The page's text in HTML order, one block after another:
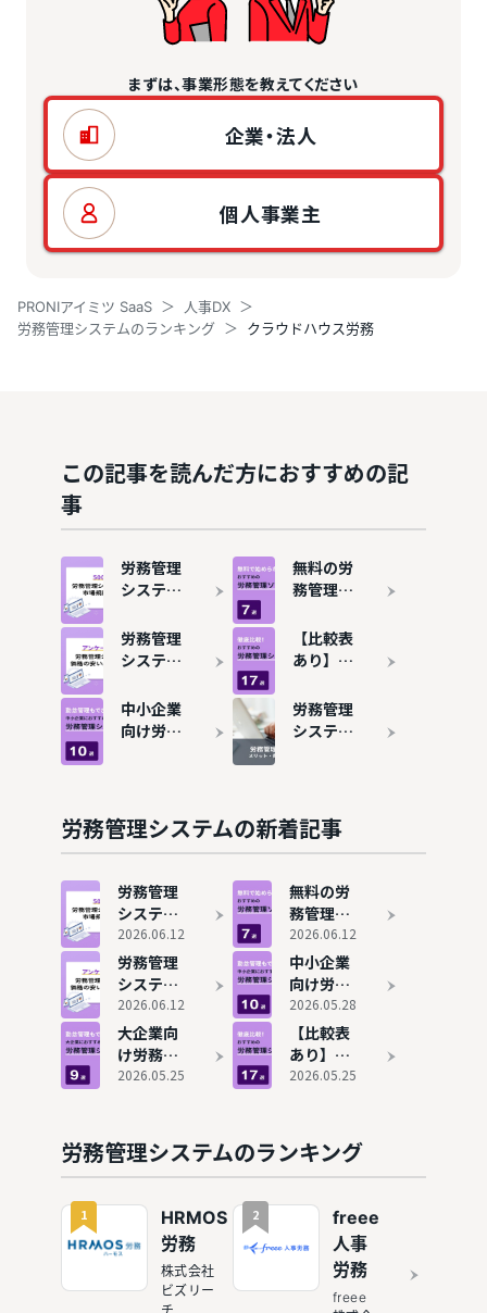
まずは、事業形態を教えてください
企業・法人
個人事業主
PRONIアイミツ SaaS
人事DX
労務管理システムのランキング
クラウドハウス労務
この記事を読んだ方におすすめの記
事
労務管理
システム
と市場規
模を解
サービス
7選も紹
介
無料の労
務管理シ
選を比
較！使え
有料との
違いは？
労務管理
システム
場を解
説！安く
【比較表
あり】労
ステムお
すすめ17
で選ぶ決
定版
中小企業
向け労務
怠管理が
できるサ
ービスを
紹介
労務管理
システム
場・選び
方を解説
労務管理システムの新着記事
労務管理
システム
のシェア
と市場規
模を解
説！人気
サービス
7選も紹
介
2026.06.12
無料の労
務管理シ
ステム7
選を比
較！使え
る機能や
有料との
違いは？
2026.06.12
労務管理
システム
の費用相
場を解
説！安く
使える有
2026.06.12
中小企業
向け労務
管理シス
テム10選
比較！勤
怠管理が
2026.05.28
大企業向
け労務管
理システ
勤怠管理
連携で人
事業務を
効率化
2026.05.25
【比較表
あり】労
務管理シ
選！機能
の充実度
×コスパ
で選ぶ決
2026.05.25
労務管理システムのランキング
1
HRMOS
労務
株式会社
ビズリー
2
freee
人事
労務
freee